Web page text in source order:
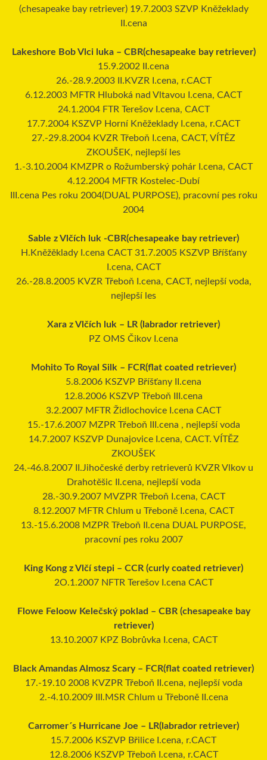
(chesapeake bay retriever) 19.7.2003 SZVP Kněžeklady
II.cena
Lakeshore Bob Vlci luka – CBR(chesapeake bay retriever)
15.9.2002 II.cena
26.-28.9.2003 II.KVZR I.cena, r.CACT
6.12.2003 MFTR Hluboká nad Vltavou I.cena, CACT
24.1.2004 FTR Terešov I.cena, CACT
17.7.2004 KSZVP Horní Kněžeklady I.cena, r.CACT
27.-29.8.2004 KVZR Třeboň I.cena, CACT, VÍTĚZ
ZKOUŠEK, nejlepší les
1.-3.10.2004 KMZPR o Rožumberský pohár I.cena, CACT
4.12.2004 MFTR Kostelec-Dubí
III.cena Pes roku 2004(DUAL PURPOSE), pracovní pes roku
2004
Sable z Vlčích luk -CBR(chesapeake bay retriever)
H.Kněžěklady I.cena CACT 31.7.2005 KSZVP Bříšťany
I.cena, CACT
26.-28.8.2005 KVZR Třeboň I.cena, CACT, nejlepší voda,
nejlepší les
Xara z Vlčích luk – LR (labrador retriever)
PZ OMS Čikov I.cena
Mohito To Royal Silk – FCR(flat coated retriever)
5.8.2006 KSZVP Bříšťany II.cena
12.8.2006 KSZVP Třeboň III.cena
3.2.2007 MFTR Židlochovice I.cena CACT
15.-17.6.2007 MZPR Třeboň III.cena , nejlepší voda
14.7.2007 KSZVP Dunajovice I.cena, CACT. VÍTĚZ
ZKOUŠEK
24.-46.8.2007 II.Jihočeské derby retrieverů KVZR Vlkov u
Drahotěšic II.cena, nejlepší voda
28.-30.9.2007 MVZPR Třeboň I.cena, CACT
8.12.2007 MFTR Chlum u Třeboně I.cena, CACT
13.-15.6.2008 MZPR Třeboň II.cena DUAL PURPOSE,
pracovní pes roku 2007
King Kong z Vlčí stepi – CCR (curly coated retriever)
2O.1.2007 NFTR Terešov I.cena CACT
Flowe Feloow Kelečský poklad – CBR (chesapeake bay
retriever)
13.10.2007 KPZ Bobrůvka I.cena, CACT
Black Amandas Almosz Scary – FCR(flat coated retriever)
17.-19.10 2008 KVZPR Třeboň II.cena, nejlepší voda
2.-4.10.2009 III.MSR Chlum u Třeboně II.cena
Carromer´s Hurricane Joe – LR(labrador retriever)
15.7.2006 KSZVP Břilice I.cena, r.CACT
12.8.2006 KSZVP Třeboň I.cena, r.CACT